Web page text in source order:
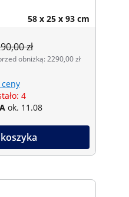
58 x 25 x 93 cm
zł
obniżką: 2290,00 zł
4
ok. 11.08